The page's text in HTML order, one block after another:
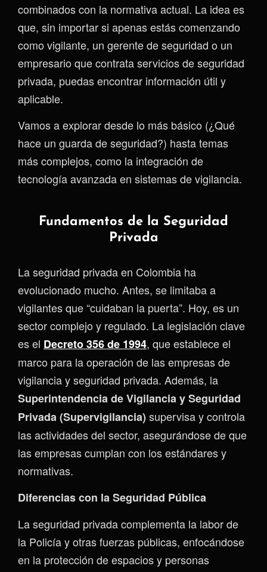
combinados con la normativa actual. La idea es
que, sin importar si apenas estás comenzando
como vigilante, un gerente de seguridad o un
empresario que contrata servicios de seguridad
privada, puedas encontrar información útil y
aplicable.
Vamos a explorar desde lo más básico (¿Qué
hace un guarda de seguridad?) hasta temas
más complejos, como la integración de
tecnología avanzada en sistemas de vigilancia.
Fundamentos de la Seguridad
Privada
La seguridad privada en Colombia ha
evolucionado mucho. Antes, se limitaba a
vigilantes que “cuidaban la puerta”. Hoy, es un
sector complejo y regulado. La legislación clave
es el Decreto 356 de 1994, que establece el
marco para la operación de las empresas de
vigilancia y seguridad privada. Además, la
Superintendencia de Vigilancia y Seguridad
Privada (Supervigilancia) supervisa y controla
las actividades del sector, asegurándose de que
las empresas cumplan con los estándares y
normativas.
Diferencias con la Seguridad Pública
La seguridad privada complementa la labor de
la Policía y otras fuerzas públicas, enfocándose
en la protección de espacios y personas